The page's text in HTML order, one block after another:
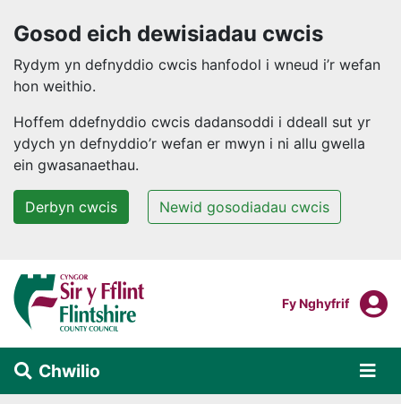
Gosod eich dewisiadau cwcis
Rydym yn defnyddio cwcis hanfodol i wneud i’r wefan
hon weithio.
Hoffem ddefnyddio cwcis dadansoddi i ddeall sut yr
ydych yn defnyddio’r wefan er mwyn i ni allu gwella
ein gwasanaethau.
Derbyn cwcis Newid gosodiadau cwcis
Neidio i'r prif gynnwys
Mewngofnodi I
Fy Nghyfrif
Chwilio